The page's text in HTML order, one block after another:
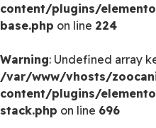
content/plugins/
base.php on line 224
Warning: Undefined array
/var/www/vhosts/
content/plugins/
stack.php on line 696